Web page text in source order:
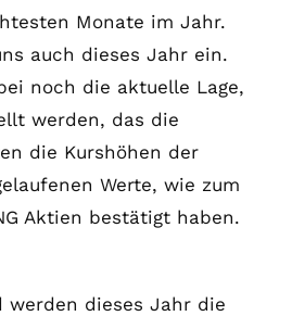
Monate im Jahr.
auch dieses Jahr ein.
noch die aktuelle Lage,
werden, das die
die Kurshöhen der
Werte, wie zum
Aktien bestätigt haben.
werden dieses Jahr die